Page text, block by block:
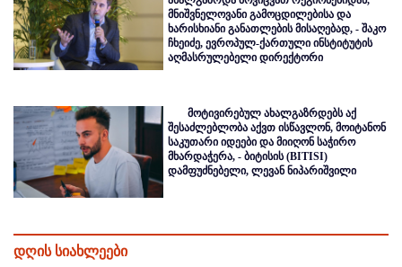
მნიშვნელოვანი გამოცდილებისა და
ხარისხიანი განათლების მისაღებად, - შაკო
ჩხეიძე, ევროპულ-ქართული ინსტიტუტის
აღმასრულებელი დირექტორი
მოტივირებულ ახალგაზრდებს აქ
შესაძლებლობა აქვთ ისწავლონ, მოიტანონ
საკუთარი იდეები და მიიღონ საჭირო
მხარდაჭერა, - ბიტისის (BITISI)
დამფუძნებელი, ლევან ნიპარიშვილი
დღის სიახლეები